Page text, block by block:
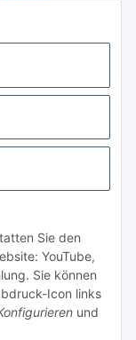
Sie den
YouTube,
Sie können
Icon links
und